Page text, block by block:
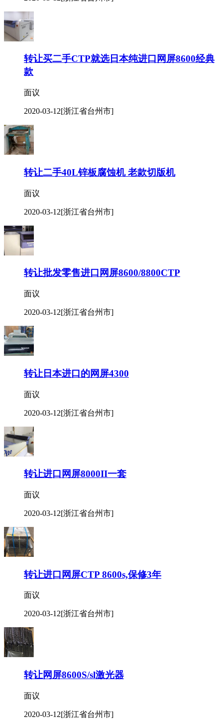
转让买二手CTP就选日本纯进口网屏8600经典
款
面议
2020-03-12[浙江省台州市]
转让二手40L锌板腐蚀机 老款切版机
面议
2020-03-12[浙江省台州市]
转让批发零售进口网屏8600/8800CTP
面议
2020-03-12[浙江省台州市]
转让日本进口的网屏4300
面议
2020-03-12[浙江省台州市]
转让进口网屏8000II一套
面议
2020-03-12[浙江省台州市]
转让进口网屏CTP 8600s,保修3年
面议
2020-03-12[浙江省台州市]
转让网屏8600S/sl激光器
面议
2020-03-12[浙江省台州市]